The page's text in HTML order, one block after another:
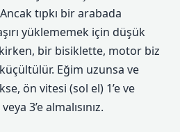
tıpkı bir arabada
yüklememek için düşük
bir bisiklette, motor biz
Eğim uzunsa ve
ön vitesi (sol el) 1’e ve
3’e almalısınız.